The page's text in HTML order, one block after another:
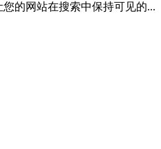
您的网站在搜索中保持可见的...